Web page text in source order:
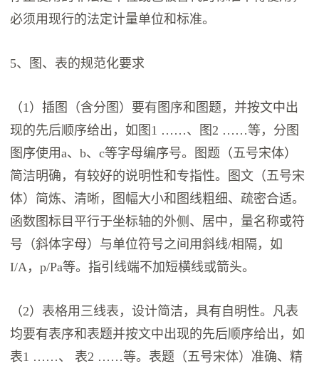
必须用现行的法定计量单位和标准。
5、图、表的规范化要求
（1）插图（含分图）要有图序和图题，并按文中出
现的先后顺序给出，如图1 ……、图2 ……等，分图
图序使用a、b、c等字母编序号。图题（五号宋体）
简洁明确，有较好的说明性和专指性。图文（五号宋
体）简炼、清晰，图幅大小和图线粗细、疏密合适。
函数图标目平行于坐标轴的外侧、居中，量名称或符
号（斜体字母）与单位符号之间用斜线/相隔，如
I/A，p/Pa等。指引线端不加短横线或箭头。
（2）表格用三线表，设计简洁，具有自明性。凡表
均要有表序和表题并按文中出现的先后顺序给出，如
表1 ……、 表2 ……等。表题（五号宋体）准确、精